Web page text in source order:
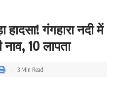
हादसा! गंगहारा नदी में
10 लापता
3 Min Read